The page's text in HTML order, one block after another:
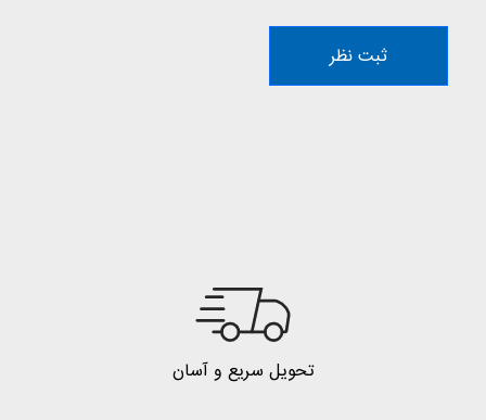
ثبت نظر
تحویل سریع و آسان